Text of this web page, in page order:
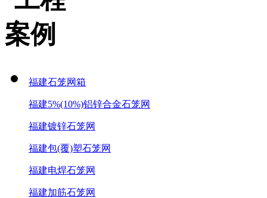
福建石笼网箱
福建5%(10%)铝锌合金石笼网
福建镀锌石笼网
福建包(覆)塑石笼网
福建电焊石笼网
福建加筋石笼网